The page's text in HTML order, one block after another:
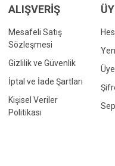
farklı alternatifler olmalı.
ALIŞVERİŞ
Mesafeli Satış
Sözleşmesi
Gizlilik ve Güvenlik
İptal ve İade Şartları
Kişisel Veriler
Politikası